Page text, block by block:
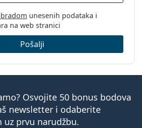
unesenih podataka i
na web stranici
Pošalji
Osvojite 50 bonus bodova
newsletter i odaberite
prvu narudžbu.